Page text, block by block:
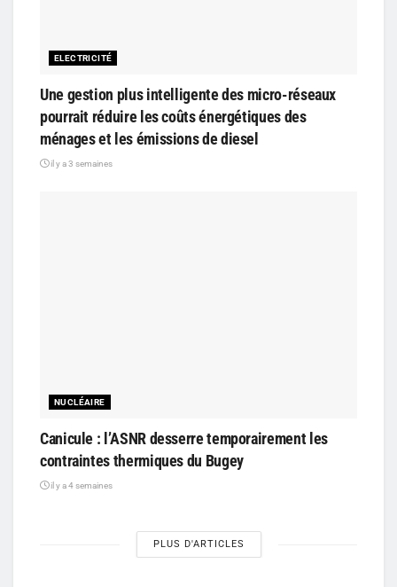
ELECTRICITÉ
Une gestion plus intelligente des micro-réseaux
pourrait réduire les coûts énergétiques des
ménages et les émissions de diesel
il y a 3 semaines
NUCLÉAIRE
Canicule : l’ASNR desserre temporairement les
contraintes thermiques du Bugey
il y a 4 semaines
PLUS D'ARTICLES